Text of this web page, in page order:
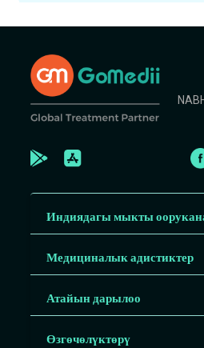
Индиядагы мыкты
Медициналык адистиктер
Атайын дарылоо
Өзгөчөлүктөрү